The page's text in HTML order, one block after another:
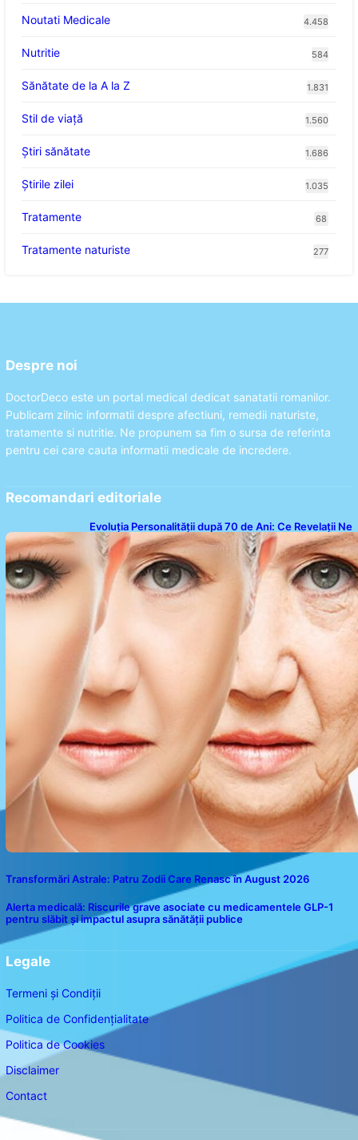
Noutati Medicale 4.458
Nutritie 584
Sănătate de la A la Z 1.831
Stil de viaţă 1.560
Ştiri sănătate 1.686
Știrile zilei 1.035
Tratamente 68
Tratamente naturiste 277
Despre noi
DoctorDeco este un portal medical dedicat sanatatii romanilor.
Publicam zilnic informatii despre afectiuni, remedii naturiste,
tratamente si nutritie. Ne propunem sa fim o sursa de referinta
pentru cei care cauta informatii medicale de incredere.
Recomandari editoriale
Evoluția Personalității după 70 de Ani: Ce Revelații Ne
Oferă Studiile Psihologice
Transformări Astrale: Patru Zodii Care Renasc în August 2026
Alerta medicală: Riscurile grave asociate cu medicamentele GLP-1
pentru slăbit și impactul asupra sănătății publice
Legale
Termeni și Condiții
Politica de Confidențialitate
Politica de Cookies
Disclaimer
Contact